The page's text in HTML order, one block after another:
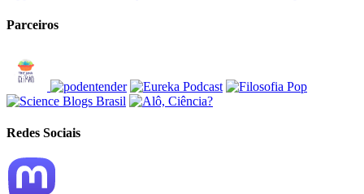
Parceiros
Redes Sociais